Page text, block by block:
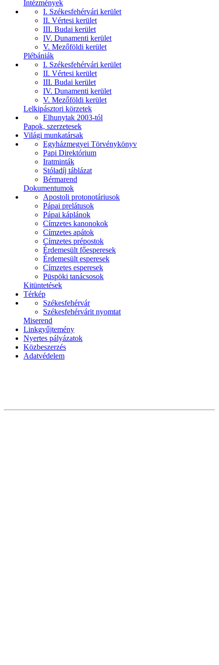
Intézmények
I. Székesfehérvári kerület
II. Vértesi kerület
III. Budai kerület
IV. Dunamenti kerület
V. Mezőföldi kerület
Plébániák
I. Székesfehérvári kerület
II. Vértesi kerület
III. Budai kerület
IV. Dunamenti kerület
V. Mezőföldi kerület
Lelkipásztori körzetek
Elhunytak 2003-tól
Papok, szerzetesek
Világi munkatársak
Egyházmegyei Törvénykönyv
Papi Direktórium
Iratminták
Stóladíj táblázat
Bérmarend
Dokumentumok
Apostoli protonotáriusok
Pápai prelátusok
Pápai káplánok
Címzetes kanonokok
Címzetes apátok
Címzetes prépostok
Érdemesült főesperesek
Érdemesült esperesek
Címzetes esperesek
Püspöki tanácsosok
Kitüntetések
Térkép
Székesfehérvár
Székesfehérvárit nyomtat
Miserend
Linkgyűjtemény
Nyertes pályázatok
Közbeszerzés
Adatvédelem